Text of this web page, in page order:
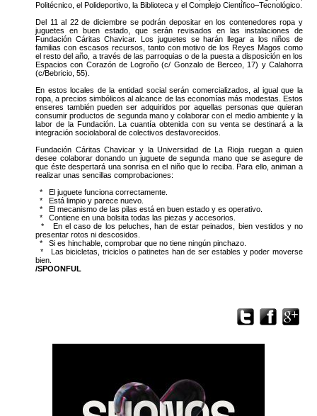
Politécnico, el Polideportivo, la Biblioteca y el Complejo Científico–Tecnológico.
Del 11 al 22 de diciembre se podrán depositar en los contenedores ropa y
juguetes en buen estado, que serán revisados en las instalaciones de
Fundación Cáritas Chavicar. Los juguetes se harán llegar a los niños de
familias con escasos recursos, tanto con motivo de los Reyes Magos como
el resto del año, a través de las parroquias o de la puesta a disposición en los
Espacios con Corazón de Logroño (c/ Gonzalo de Berceo, 17) y Calahorra
(c/Bebricio, 55).
En estos locales de la entidad social serán comercializados, al igual que la
ropa, a precios simbólicos al alcance de las economías más modestas. Estos
enseres también pueden ser adquiridos por aquellas personas que quieran
consumir productos de segunda mano y colaborar con el medio ambiente y la
labor de la Fundación. La cuantía obtenida con su venta se destinará a la
integración sociolaboral de colectivos desfavorecidos.
Fundación Cáritas Chavicar y la Universidad de La Rioja ruegan a quien
desee colaborar donando un juguete de segunda mano que se asegure de
que éste despertará una sonrisa en el niño que lo reciba. Para ello, animan a
realizar unas sencillas comprobaciones:
* El juguete funciona correctamente.
* Está limpio y parece nuevo.
* El mecanismo de las pilas está en buen estado y es operativo.
* Contiene en una bolsita todas las piezas y accesorios.
* En el caso de los peluches, han de estar peinados, bien vestidos y no
presentar rotos ni descosidos.
* Si es hinchable, comprobar que no tiene ningún pinchazo.
* Las bicicletas, triciclos o patinetes han de ser estables y poder moverse
bien.
/SPOONFUL